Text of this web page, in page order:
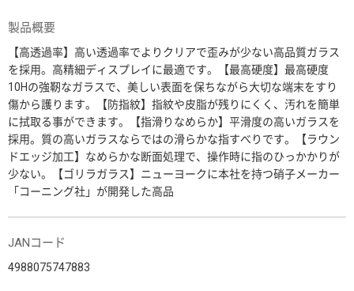
製品概要
【高透過率】高い透過率でよりクリアで歪みが少ない高品質ガラス
を採用。高精細ディスプレイに最適です。【最高硬度】最高硬度
10Hの強靭なガラスで、美しい表面を保ちながら大切な端末をすり
傷から護ります。【防指紋】指紋や皮脂が残りにくく、汚れを簡単
に拭取る事ができます。【指滑りなめらか】平滑度の高いガラスを
採用。質の高いガラスならではの滑らかな指すべりです。【ラウン
ドエッジ加工】なめらかな断面処理で、操作時に指のひっかかりが
少ない。【ゴリラガラス】ニューヨークに本社を持つ硝子メーカー
「コーニング社」が開発した高品
JANコード
4988075747883